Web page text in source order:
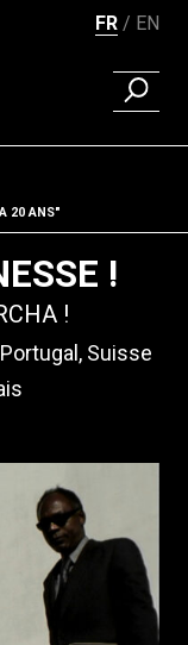
FR EN
20 ANS"
!
!
Suisse